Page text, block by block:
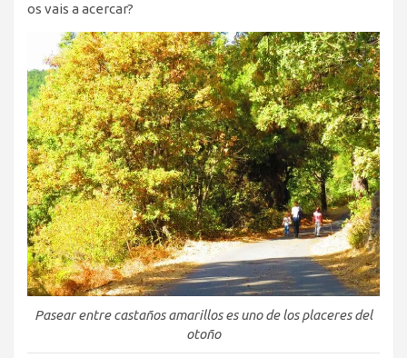
os vais a acercar?
Pasear entre castaños amarillos es uno de los placeres del
otoño